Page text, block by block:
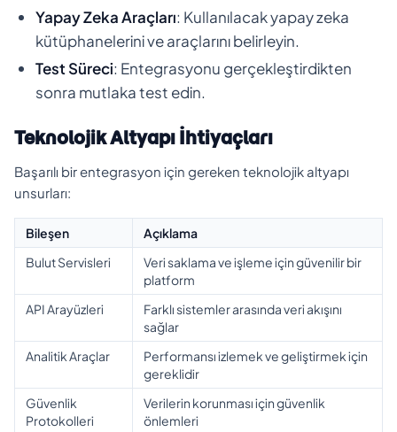
Yapay Zeka Araçları: Kullanılacak yapay zeka
kütüphanelerini ve araçlarını belirleyin.
Test Süreci: Entegrasyonu gerçekleştirdikten
sonra mutlaka test edin.
Teknolojik Altyapı İhtiyaçları
Başarılı bir entegrasyon için gereken teknolojik altyapı
unsurları:
Bileşen
Açıklama
Bulut Servisleri
Veri saklama ve işleme için güvenilir bir
platform
API Arayüzleri
Farklı sistemler arasında veri akışını
sağlar
Analitik Araçlar
Performansı izlemek ve geliştirmek için
gereklidir
Güvenlik
Protokolleri
Verilerin korunması için güvenlik
önlemleri